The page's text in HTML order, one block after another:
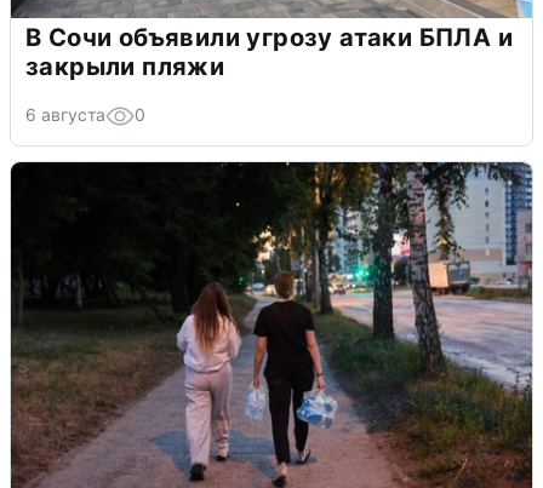
В Сочи объявили угрозу атаки БПЛА и
закрыли пляжи
6 августа 0